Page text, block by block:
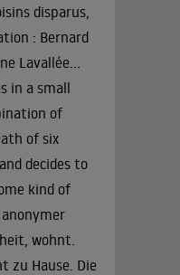
disparus,
: Bernard
Lavallée...
in a small
of
of six
decides to
kind of
wohnt.
zu Hause. Die